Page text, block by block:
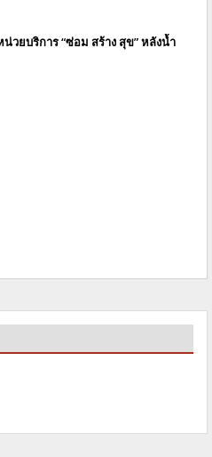
วยบริการ “ซ่อม สร้าง สุข” หลังน้ำ